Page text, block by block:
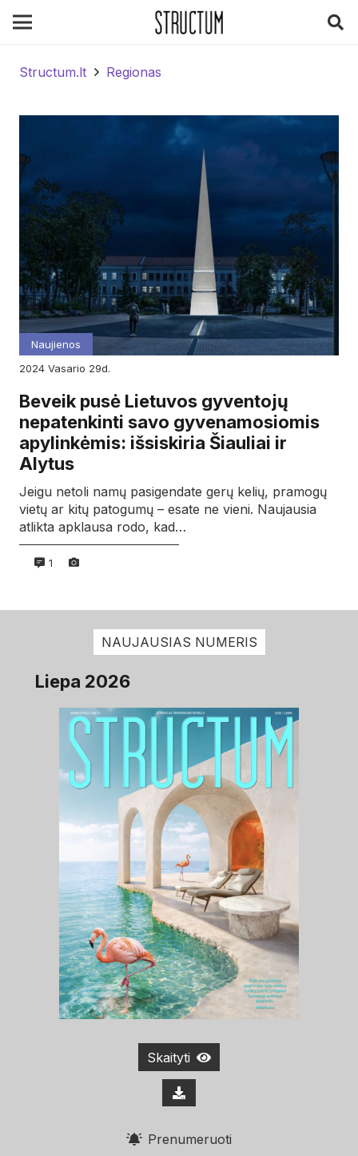
Structum.lt Regionas
Naujienos
2024
vasario 29d.
Beveik pusė Lietuvos gyventojų
nepatenkinti savo gyvenamosiomis
apylinkėmis: išsiskiria Šiauliai ir
Alytus
Jeigu netoli namų pasigendate gerų kelių, pramogų
vietų ar kitų patogumų – esate ne vieni. Naujausia
atlikta apklausa rodo, kad…
1
NAUJAUSIAS NUMERIS
Liepa 2026
Skaityti
Prenumeruoti